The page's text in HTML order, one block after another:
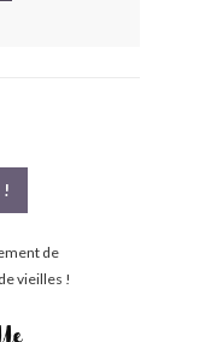
!
de
vieilles !